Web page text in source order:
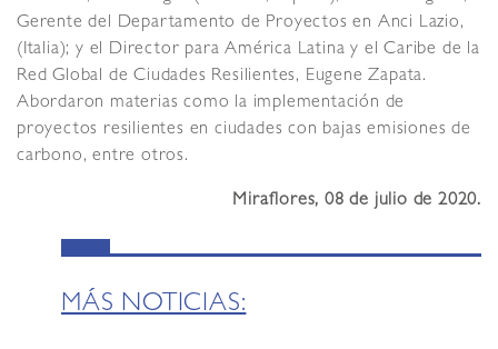
Gerente del Departamento de Proyectos en Anci Lazio,
(Italia); y el Director para América Latina y el Caribe de la
Red Global de Ciudades Resilientes, Eugene Zapata.
Abordaron materias como la implementación de
proyectos resilientes en ciudades con bajas emisiones de
carbono, entre otros.
Miraflores, 08 de julio de 2020.
MÁS NOTICIAS: